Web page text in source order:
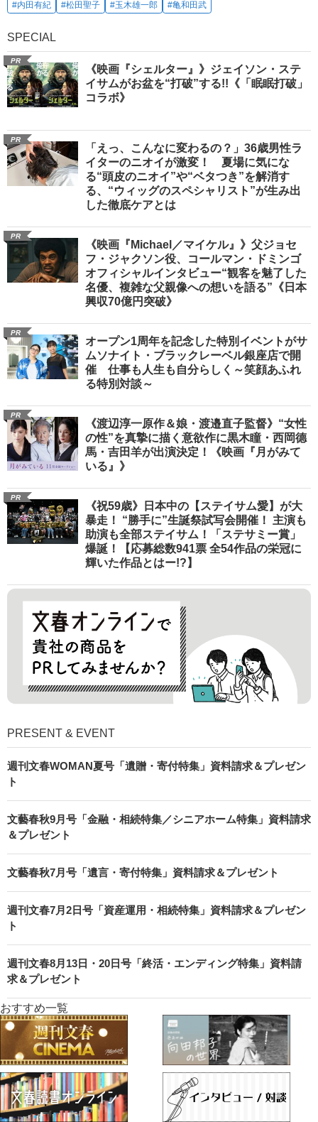
#内田有紀 #松田聖子 #玉木雄一郎 #亀和田武
SPECIAL
PR
《映画『シェルター』》ジェイソン・ステ
イサムがお盆を“打破”する!!《「眠眠打破」
コラボ》
PR
「えっ、こんなに変わるの？」36歳男性ラ
イターのニオイが激変！ 夏場に気にな
る“頭皮のニオイ”や“ベタつき”を解消す
る、“ウィッグのスペシャリスト”が生み出
した徹底ケアとは
PR
《映画『Michael／マイケル』》父ジョセ
フ・ジャクソン役、コールマン・ドミンゴ
オフィシャルインタビュー“観客を魅了した
名優、複雑な父親像への想いを語る”《日本
興収70億円突破》
PR
オープン1周年を記念した特別イベントがサ
ムソナイト・ブラックレーベル銀座店で開
催 仕事も人生も自分らしく～笑顔あふれ
る特別対談～
PR
《渡辺淳一原作＆娘・渡邉直子監督》“女性
の性”を真摯に描く意欲作に黒木瞳・西岡德
馬・吉田羊が出演決定！《映画『月がみて
いる』》
PR
《祝59歳》日本中の【ステイサム愛】が大
暴走！ “勝手に”生誕祭試写会開催！ 主演も
助演も全部ステイサム！「ステサミー賞」
爆誕！【応募総数941票 全54作品の栄冠に
輝いた作品とはー!?】
PRESENT & EVENT
週刊文春WOMAN夏号「遺贈・寄付特集」資料請求＆プレゼン
ト
文藝春秋9月号「金融・相続特集／シニアホーム特集」資料請求
＆プレゼント
文藝春秋7月号「遺言・寄付特集」資料請求＆プレゼント
週刊文春7月2日号「資産運用・相続特集」資料請求＆プレゼン
ト
週刊文春8月13日・20日号「終活・エンディング特集」資料請
求＆プレゼント
おすすめ一覧